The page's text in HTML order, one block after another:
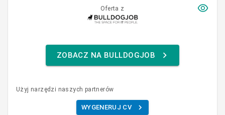
Oferta z
ZOBACZ NA BULLDOGJOB
Użyj narzędzi naszych partnerów
WYGENERUJ CV